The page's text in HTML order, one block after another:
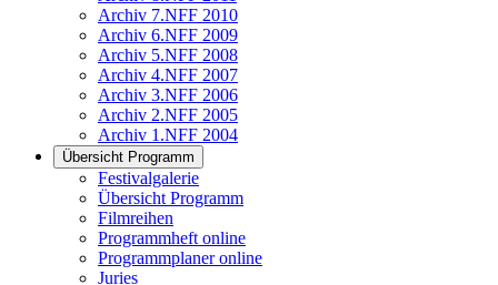
Archiv 7.NFF 2010
Archiv 6.NFF 2009
Archiv 5.NFF 2008
Archiv 4.NFF 2007
Archiv 3.NFF 2006
Archiv 2.NFF 2005
Archiv 1.NFF 2004
Übersicht Programm
Festivalgalerie
Übersicht Programm
Filmreihen
Programmheft online
Programmplaner online
Juries